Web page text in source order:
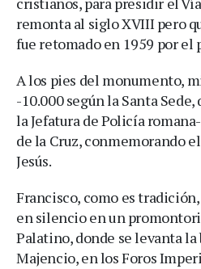
remonta al siglo XVIII pero
fue retomado en 1959 por el
A los pies del monumento,
-10.000 según la Santa
la Jefatura de Policía
de la Cruz, conmemorando
Jesús.
Francisco, como es
en silencio en un
Palatino, donde se levanta
Majencio, en los Foros